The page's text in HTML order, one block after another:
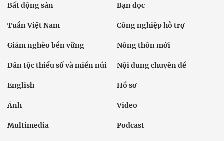
Bất động sản Bạn đọc
Tuần Việt Nam Công nghiệp hỗ trợ
Giảm nghèo bền vững Nông thôn mới
Dân tộc thiểu số và miền núi Nội dung chuyên đề
English Hồ sơ
Ảnh Video
Multimedia Podcast